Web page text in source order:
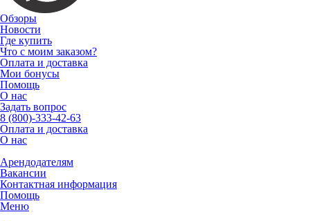
Обзоры
Новости
Где купить
Что с моим заказом?
Оплата и доставка
Мои бонусы
Помощь
О нас
Задать вопрос
8 (800)-333-42-63
Оплата и доставка
О нас
Арендодателям
Вакансии
Контактная информация
Помощь
Меню